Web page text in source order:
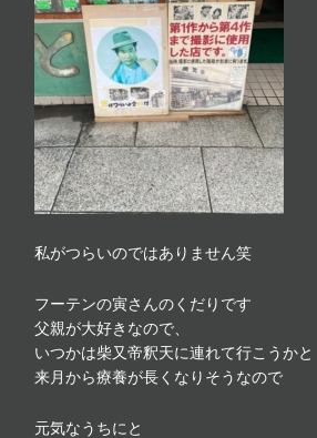
私がつらいのではありません笑
フーテンの寅さんのくだりです
父親が大好きなので、
いつかは柴又帝釈天に連れて行こうかと
来月から療養が長くなりそうなので
元気なうちにと